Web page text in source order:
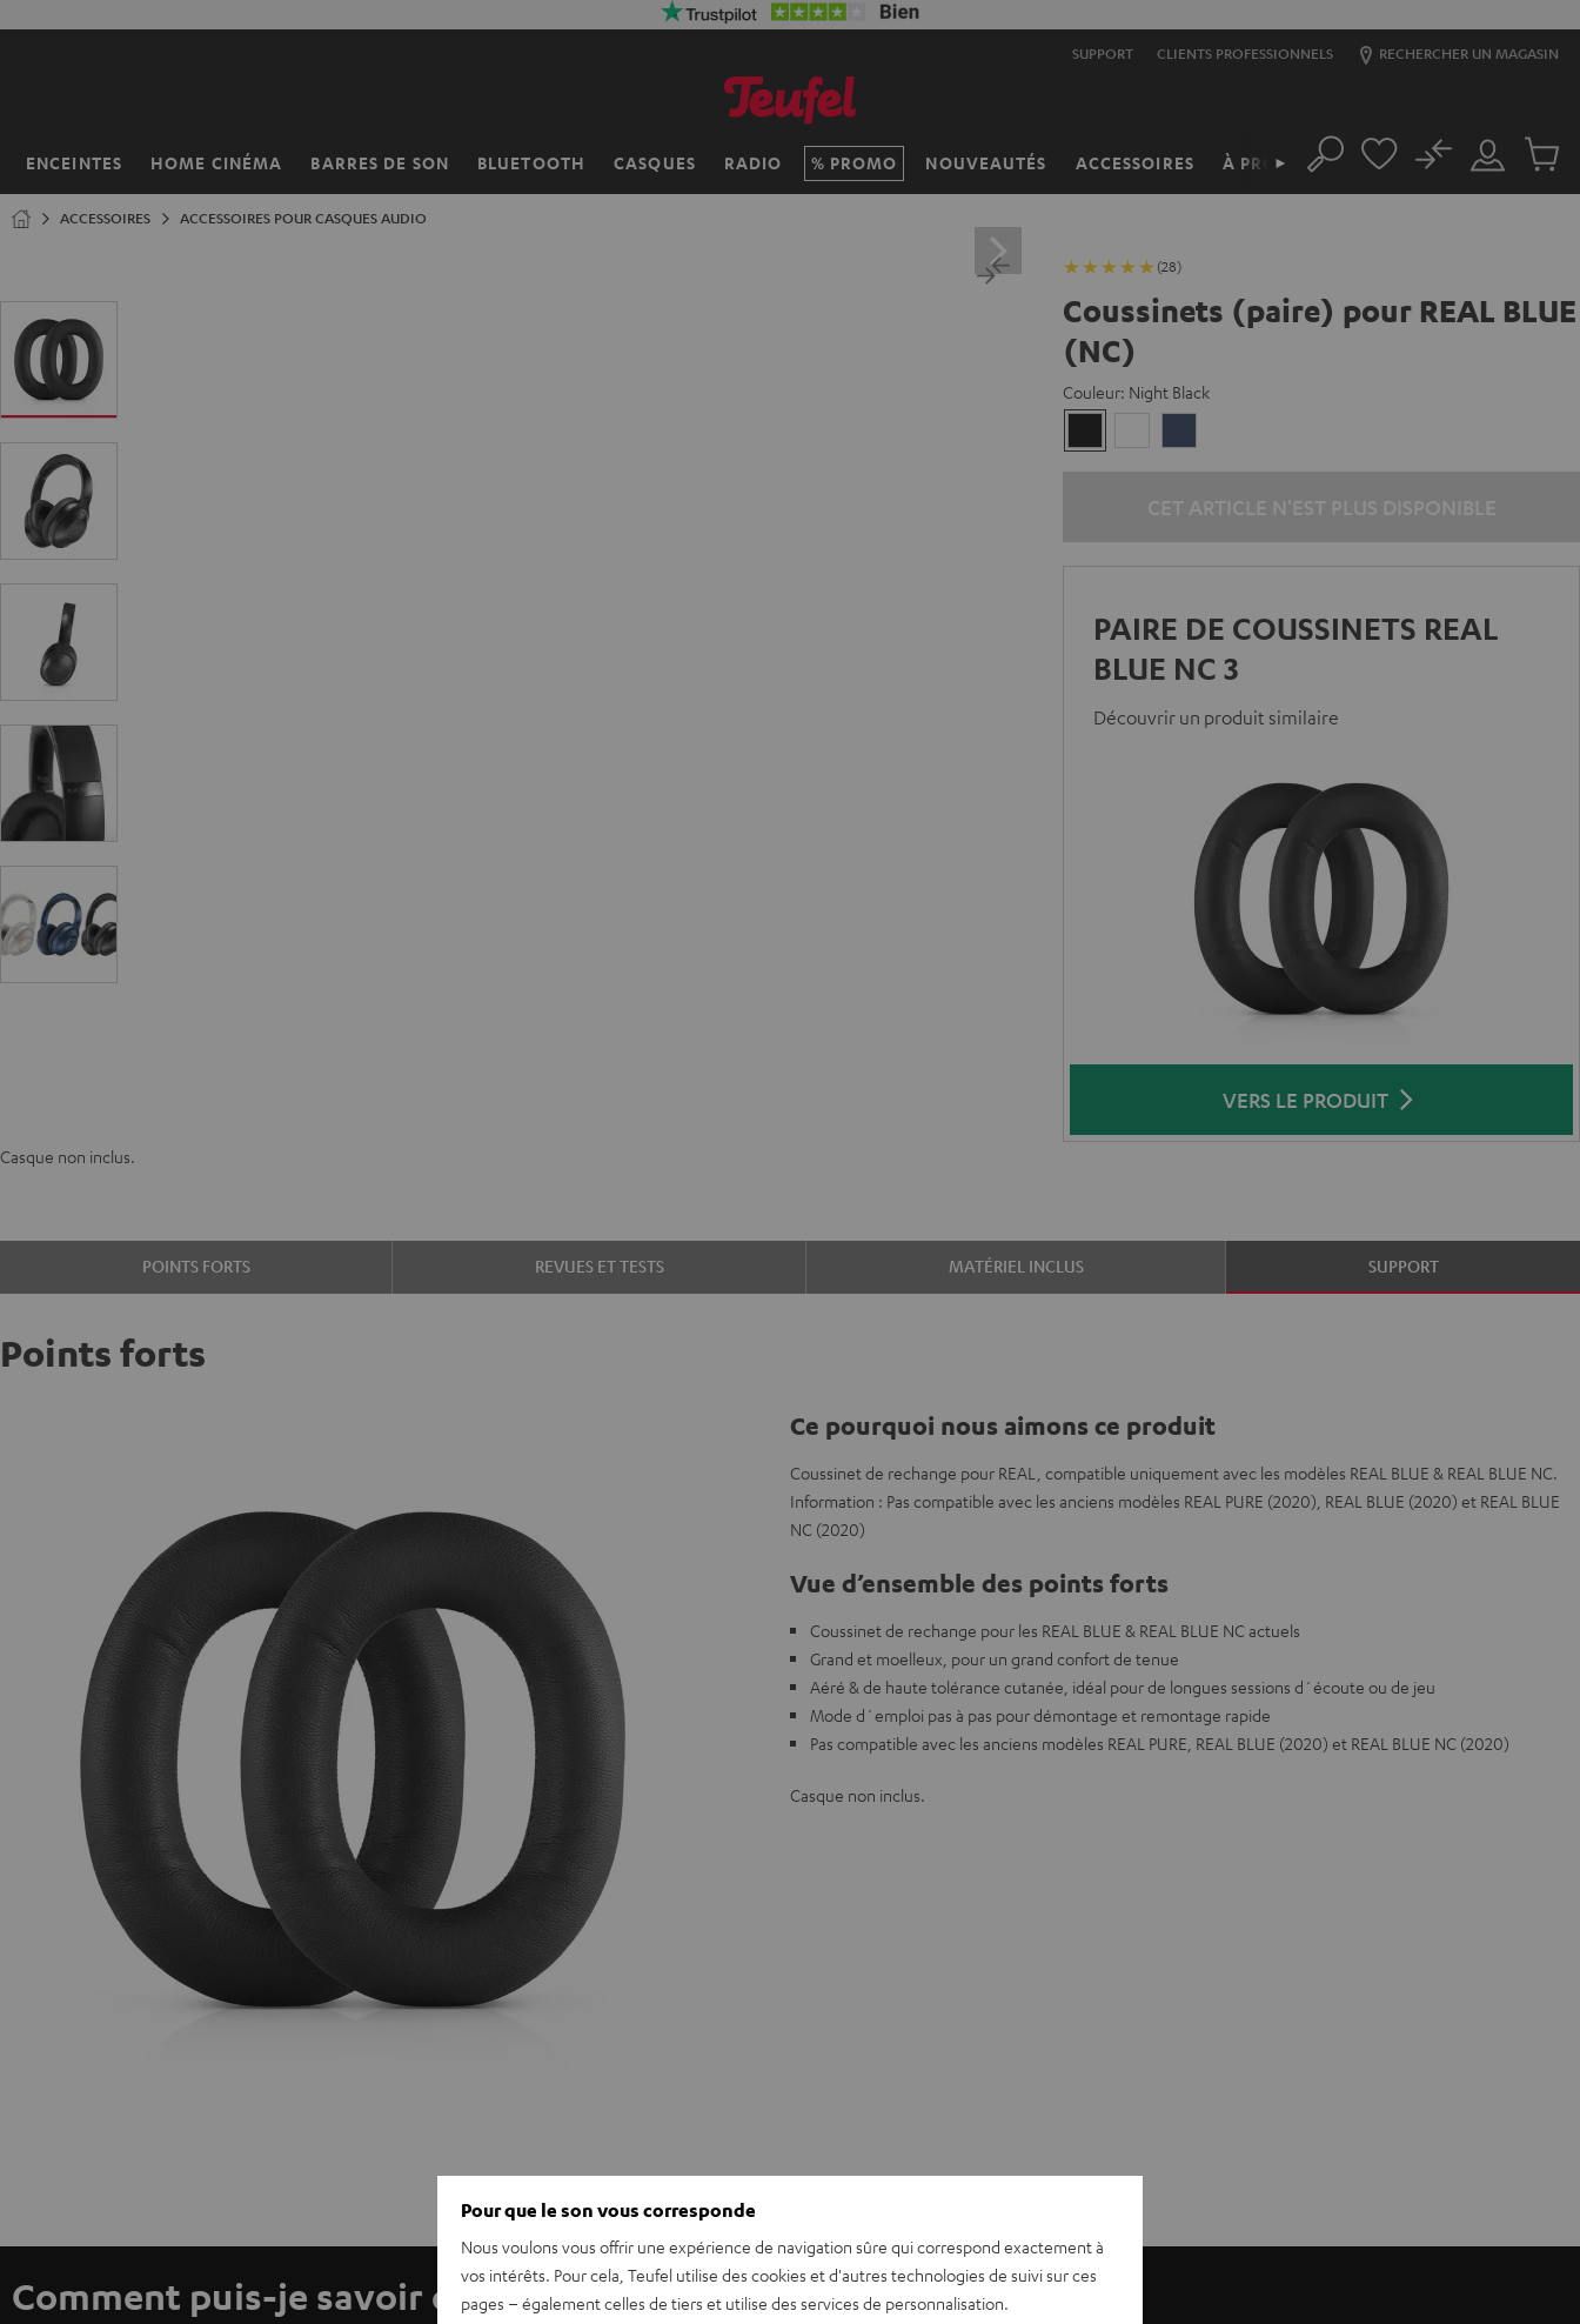
SUPPORT CLIENTS PROFESSIONNELS RECHERCHER UN MAGASIN
ENCEINTES HOME CINÉMA BARRES DE SON BLUETOOTH CASQUES RADIO PROMO NOUVEAUTÉS ACCESSOIRES À PROPOS
►
Page
Rechercher
Mon
compte
No
ACCESSOIRES ACCESSOIRES POUR CASQUES AUDIO
(28)
Coussinets (paire) pour REAL BLUE
(NC)
Couleur: Night Black
Black
White
PAIRE DE COUSSINETS REAL
BLUE NC 3
Découvrir un produit similaire
VERS LE PRODUIT
Casque non inclus.
POINTS FORTS REVUES ET TESTS MATÉRIEL INCLUS SUPPORT
Points forts
Ce pourquoi nous aimons ce produit
Coussinet de rechange pour REAL, compatible uniquement avec les modèles REAL BLUE & REAL BLUE NC.
Information : Pas compatible avec les anciens modèles REAL PURE (2020), REAL BLUE (2020) et REAL BLUE
NC (2020)
Vue d’ensemble des points forts
Coussinet de rechange pour les REAL BLUE & REAL BLUE NC actuels
Grand et moelleux, pour un grand confort de tenue
Aéré & de haute tolérance cutanée, idéal pour de longues sessions d´écoute ou de jeu
Mode d´emploi pas à pas pour démontage et remontage rapide
Pas compatible avec les anciens modèles REAL PURE, REAL BLUE (2020) et REAL BLUE NC (2020)
Casque non inclus.
Comment puis-je savoir quelle REAL j'ai ?
Pour que le son vous corresponde
Nous voulons vous offrir une expérience de navigation sûre qui correspond exactement à
vos intérêts. Pour cela, Teufel utilise des cookies et d'autres technologies de suivi sur ces
pages – également celles de tiers et utilise des services de personnalisation.